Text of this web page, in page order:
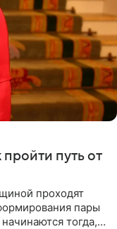
пройти путь от
проходят
пары
тогда,